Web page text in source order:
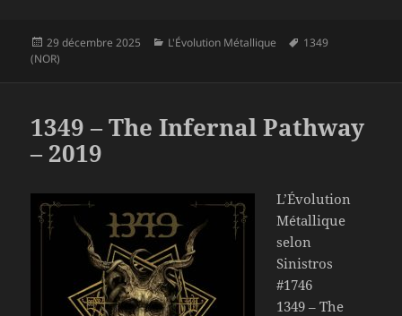
Publié
le
29 décembre 2025 Catégories
L'Évolution Métallique
Mots-
1349
(NOR)
1349 – The Infernal Pathway
– 2019
L’Évolution
Métallique
selon
Sinistros
#1746
1349 – The